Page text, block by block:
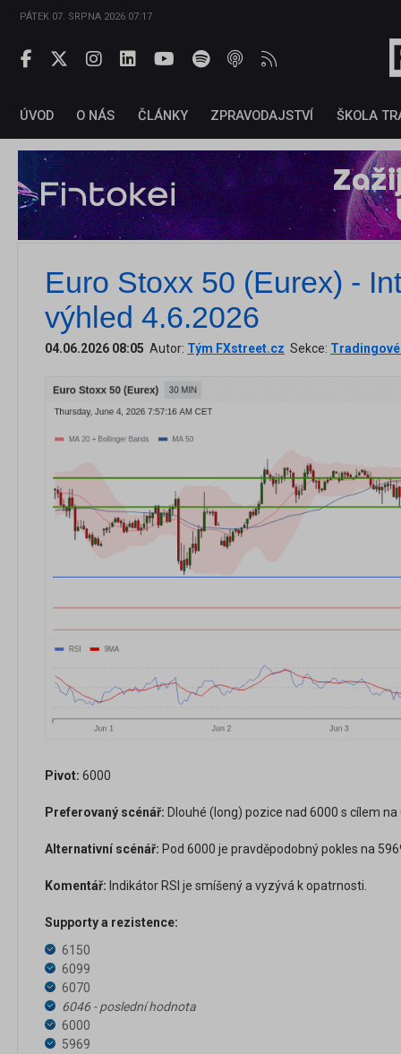
PÁTEK 07. SRPNA 2026 07:17
ÚVOD O NÁS ČLÁNKY ZPRAVODAJSTVÍ ŠKOLA
Euro Stoxx 50 (Eurex) -
výhled 4.6.2026
04.06.2026 08:05 Autor: Tým FXstreet.cz Sekce: Tradingové
Pivot: 6000
Preferovaný scénář: Dlouhé (long) pozice nad 6000 s cílem
Alternativní scénář: Pod 6000 je pravděpodobný pokles na
Komentář: Indikátor RSI je smíšený a vyzývá k opatrnosti.
Supporty a rezistence:
6150
6099
6070
6046 - poslední hodnota
6000
5969